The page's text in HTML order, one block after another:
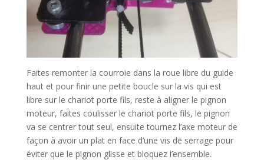
Faites remonter la courroie dans la roue libre du guide
haut et pour finir une petite boucle sur la vis qui est
libre sur le chariot porte fils, reste à aligner le pignon
moteur, faites coulisser le chariot porte fils, le pignon
va se centrer tout seul, ensuite tournez l’axe moteur de
façon à avoir un plat en face d’une vis de serrage pour
éviter que le pignon glisse et bloquez l’ensemble.